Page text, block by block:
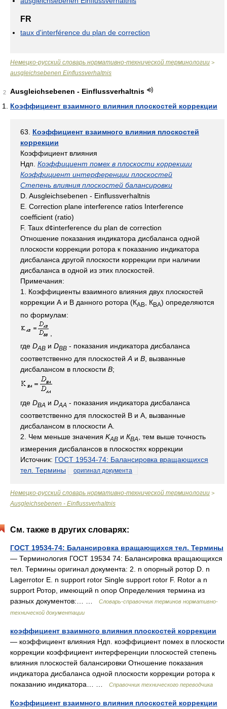
FR
taux d'interférence du plan de correction
Немецко-русский словарь нормативно-технической терминологии >
ausgleichsebenen Einflussverhaltnis
2
Ausgleichsebenen - Einflussverhaltnis
Коэффициент взаимного влияния плоскостей коррекции
63. Коэффициент взаимного влияния плоскостей
коррекции
Коэффициент влияния
Ндп. Коэффициент помех в плоскости коррекции
Коэффициент интерференции плоскостей
Степень влияния плоскостей балансировки
D. Ausgleichsebenen - Einflussverhaltnis
Е. Correction plane interference ratios Interference
coefficient (ratio)
F. Taux d¢interference du plan de correction
Отношение показания индикатора дисбаланса одной
плоскости коррекции ротора к показанию индикатора
дисбаланса другой плоскости коррекции при наличии
дисбаланса в одной из этих плоскостей.
Примечания:
1. Коэффициенты взаимного влияния двух плоскостей
коррекции А и В данного ротора (КAB , КBA) определяются
по формулам:
где DAB и DBB - показания индикатора дисбаланса
соответственно для плоскостей А и В , вызванные
дисбалансом в плоскости В;
где DBA и DAA - показания индикатора дисбаланса
соответственно для плоскостей В и А, вызванные
дисбалансом в плоскости А.
2. Чем меньше значения KAB и КBA
, тем выше точность
измерения дисбалансов в плоскостях коррекции
Источник: ГОСТ 19534-74: Балансировка вращающихся
тел. Термины
оригинал документа
Немецко-русский словарь нормативно-технической терминологии >
Ausgleichsebenen - Einflussverhaltnis
См. также в других словарях:
ГОСТ 19534-74: Балансировка вращающихся тел. Термины
— Терминология ГОСТ 19534 74: Балансировка вращающихся
тел. Термины оригинал документа: 2. n опорный ротор D. n
Lagerrotor Е. n support rotor Single support rotor F. Rotor a n
support Ротор, имеющий n опор Определения термина из
разных документов:… …
Словарь-справочник терминов нормативно-
технической документации
коэффициент взаимного влияния плоскостей коррекции
— коэффициент влияния Ндп. коэффициент помех в плоскости
коррекции коэффициент интерференции плоскостей степень
влияния плоскостей балансировки Отношение показания
индикатора дисбаланса одной плоскости коррекции ротора к
показанию индикатора… …
Справочник технического переводчика
Коэффициент взаимного влияния плоскостей коррекции